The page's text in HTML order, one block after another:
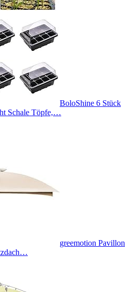
BoloShine 6 Stück
Schale Töpfe,…
greemotion Pavillon